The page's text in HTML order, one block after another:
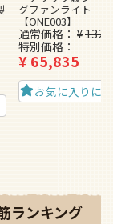
グファンライト
【ONE003】
通常価格 ¥
特別価格
¥65,835
お気に入りに
ランキング